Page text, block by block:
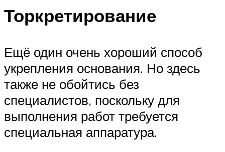
Торкретирование
Ещё один очень хороший способ
укрепления основания. Но здесь
также не обойтись без
специалистов, поскольку для
выполнения работ требуется
специальная аппаратура.